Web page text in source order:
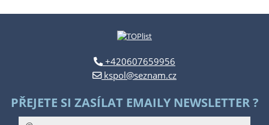
+420607659956
kspol@seznam.cz
PŘEJETE SI ZASÍLAT EMAILY NEWSLETTER ?